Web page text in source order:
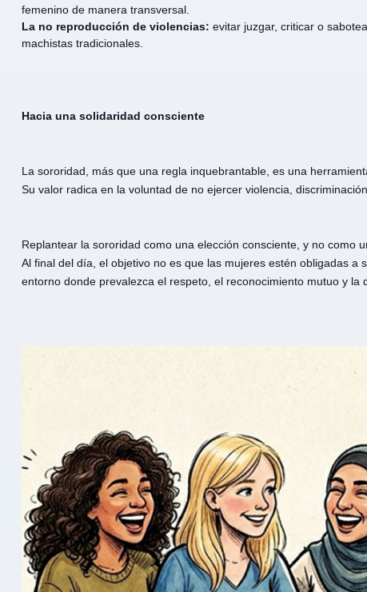
femenino de manera transversal.
La no reproducción de violencias: evitar juzgar, criticar o
machistas tradicionales.
Hacia una solidaridad consciente
La sororidad, más que una regla inquebrantable, es una
Su valor radica en la voluntad de no ejercer violencia,
Replantear la sororidad como una elección consciente, y no como
Al final del día, el objetivo no es que las mujeres estén obligadas
entorno donde prevalezca el respeto, el reconocimiento mutuo y la